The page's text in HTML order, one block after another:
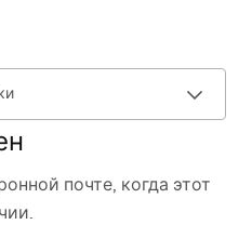
почте, когда этот